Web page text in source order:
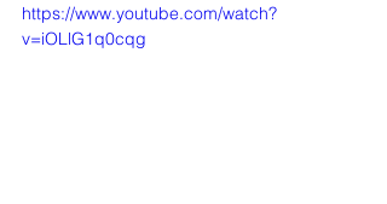
https://www.youtube.com/watch?
v=iOLlG1q0cqg